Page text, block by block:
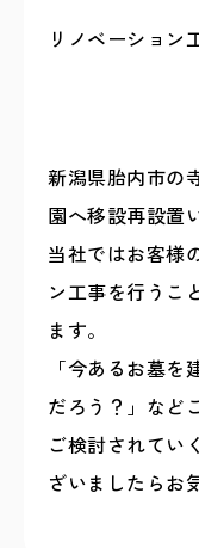
リノベーション
新潟県胎内市の
園へ移設再設置
当社ではお客様
ン工事を行うこ
ます。
「今あるお墓
だろう？」など
ご検討されてい
ざいましたらお